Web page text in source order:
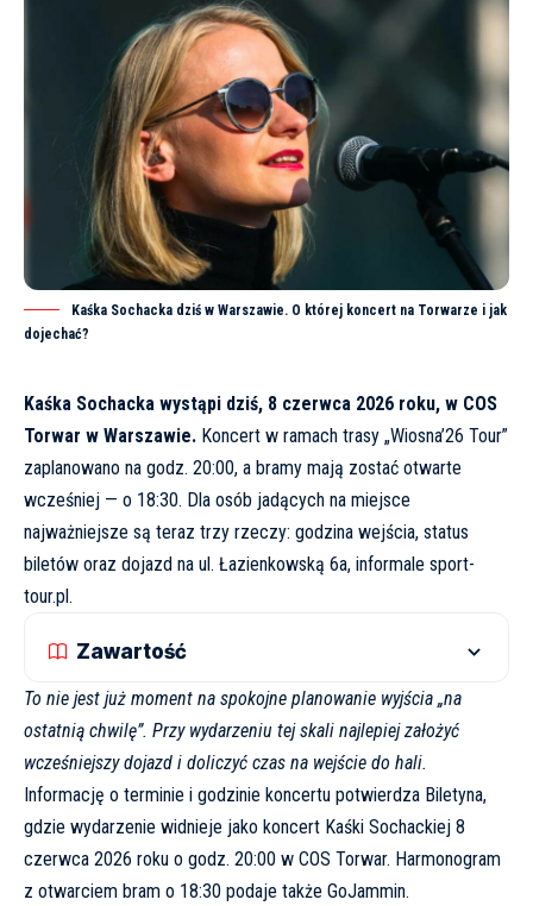
Kaśka Sochacka dziś w Warszawie. O której koncert na Torwarze i jak
dojechać?
Kaśka Sochacka wystąpi dziś, 8 czerwca 2026 roku, w COS
Torwar w Warszawie. Koncert w ramach trasy „Wiosna’26 Tour”
zaplanowano na godz. 20:00, a bramy mają zostać otwarte
wcześniej — o 18:30. Dla osób jadących na miejsce
najważniejsze są teraz trzy rzeczy: godzina wejścia, status
biletów oraz dojazd na ul. Łazienkowską 6a, informale sport-
tour.pl .
Zawartość
To nie jest już moment na spokojne planowanie wyjścia „na
ostatnią chwilę”. Przy wydarzeniu tej skali najlepiej założyć
wcześniejszy dojazd i doliczyć czas na wejście do hali.
Informację o terminie i godzinie koncertu potwierdza Biletyna,
gdzie wydarzenie widnieje jako koncert Kaśki Sochackiej 8
czerwca 2026 roku o godz. 20:00 w COS Torwar. Harmonogram
z otwarciem bram o 18:30 podaje także GoJammin.